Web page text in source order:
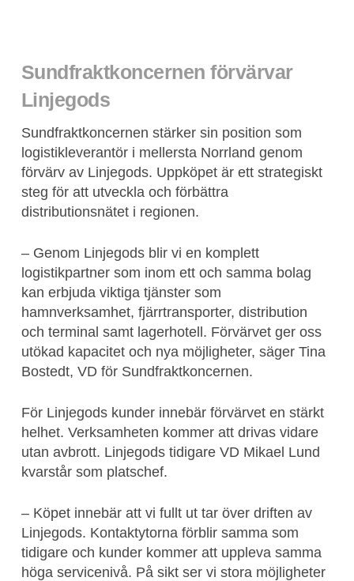
Sundfraktkoncernen förvärvar
Linjegods
Sundfraktkoncernen stärker sin position som
logistikleverantör i mellersta Norrland genom
förvärv av Linjegods. Uppköpet är ett strategiskt
steg för att utveckla och förbättra
distributionsnätet i regionen.
– Genom Linjegods blir vi en komplett
logistikpartner som inom ett och samma bolag
kan erbjuda viktiga tjänster som
hamnverksamhet, fjärrtransporter, distribution
och terminal samt lagerhotell. Förvärvet ger oss
utökad kapacitet och nya möjligheter, säger Tina
Bostedt, VD för Sundfraktkoncernen.
För Linjegods kunder innebär förvärvet en stärkt
helhet. Verksamheten kommer att drivas vidare
utan avbrott. Linjegods tidigare VD Mikael Lund
kvarstår som platschef.
– Köpet innebär att vi fullt ut tar över driften av
Linjegods. Kontaktytorna förblir samma som
tidigare och kunder kommer att uppleva samma
höga servicenivå. På sikt ser vi stora möjligheter